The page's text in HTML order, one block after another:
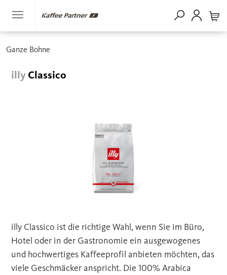
Ganze Bohne
illyClassico
illy Classico ist die richtige Wahl, wenn Sie im Büro,
Hotel oder in der Gastronomie ein ausgewogenes
und hochwertiges Kaffeeprofil anbieten möchten, das
viele Geschmäcker anspricht. Die 100% Arabica